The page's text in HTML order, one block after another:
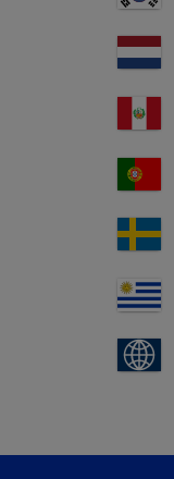
in België